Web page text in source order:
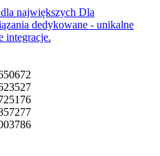
największych Dla
dedykowane - unikalne
integracje.